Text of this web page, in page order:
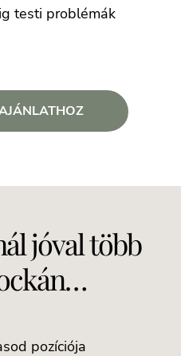
testi problémák
jóval több
pozíciója